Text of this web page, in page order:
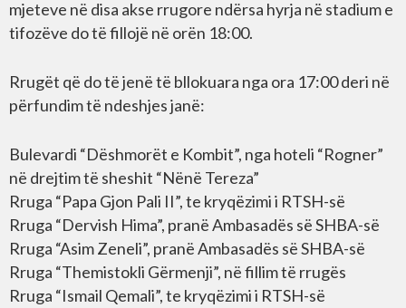
mjeteve në disa akse rrugore ndërsa hyrja në stadium e
tifozëve do të fillojë në orën 18:00.
Rrugët që do të jenë të bllokuara nga ora 17:00 deri në
përfundim të ndeshjes janë:
Bulevardi “Dëshmorët e Kombit”, nga hoteli “Rogner”
në drejtim të sheshit “Nënë Tereza”
Rruga “Papa Gjon Pali II”, te kryqëzimi i RTSH-së
Rruga “Dervish Hima”, pranë Ambasadës së SHBA-së
Rruga “Asim Zeneli”, pranë Ambasadës së SHBA-së
Rruga “Themistokli Gërmenji”, në fillim të rrugës
Rruga “Ismail Qemali”, te kryqëzimi i RTSH-së